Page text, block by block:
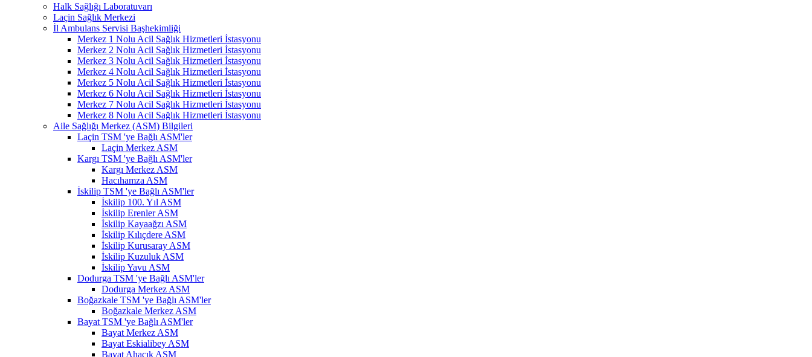
Halk Sağlığı Laboratuvarı
Laçin Sağlık Merkezi
İl Ambulans Servisi Başhekimliği
Merkez 1 Nolu Acil Sağlık Hizmetleri İstasyonu
Merkez 2 Nolu Acil Sağlık Hizmetleri İstasyonu
Merkez 3 Nolu Acil Sağlık Hizmetleri İstasyonu
Merkez 4 Nolu Acil Sağlık Hizmetleri İstasyonu
Merkez 5 Nolu Acil Sağlık Hizmetleri İstasyonu
Merkez 6 Nolu Acil Sağlık Hizmetleri İstasyonu
Merkez 7 Nolu Acil Sağlık Hizmetleri İstasyonu
Merkez 8 Nolu Acil Sağlık Hizmetleri İstasyonu
Aile Sağlığı Merkez (ASM) Bilgileri
Laçin TSM 'ye Bağlı ASM'ler
Laçin Merkez ASM
Kargı TSM 'ye Bağlı ASM'ler
Kargı Merkez ASM
Hacıhamza ASM
İskilip TSM 'ye Bağlı ASM'ler
İskilip 100. Yıl ASM
İskilip Erenler ASM
İskilip Kayaağzı ASM
İskilip Kılıçdere ASM
İskilip Kurusaray ASM
İskilip Kuzuluk ASM
İskilip Yavu ASM
Dodurga TSM 'ye Bağlı ASM'ler
Dodurga Merkez ASM
Boğazkale TSM 'ye Bağlı ASM'ler
Boğazkale Merkez ASM
Bayat TSM 'ye Bağlı ASM'ler
Bayat Merkez ASM
Bayat Eskialibey ASM
Bayat Ahacık ASM